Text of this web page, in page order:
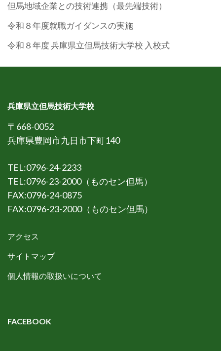
但馬地域企業との技術連携（最先端技術）
令和８年度就職ガイダンスの実施
令和８年度 兵庫県立但馬技術大学校 入校式
兵庫県立但馬技術大学校
〒668-0052
兵庫県豊岡市九日市下町140
TEL:0796-24-2233
TEL:0796-23-2000（ものセン但馬）
FAX:0796-24-0875
FAX:0796-23-2000（ものセン但馬）
アクセス
サイトマップ
個人情報の取扱いについて
FACEBOOK